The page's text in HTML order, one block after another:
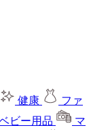
健康
ファ
ビー用品
マ